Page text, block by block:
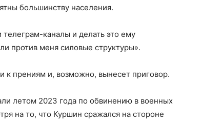
большинству населения.
каналы и делать это ему
против меня силовые структуры».
к прениям и, возможно, вынесет приговор.
летом 2023 года по обвинению в военных
на то, что Куршин сражался на стороне